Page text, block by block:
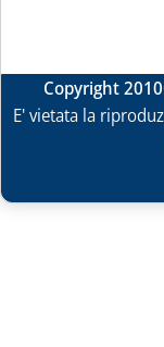
Copyright 2010
E' vietata la